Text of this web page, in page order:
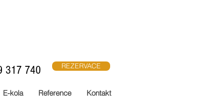
317 740
E-kola Reference Kontakt
REZERVACE